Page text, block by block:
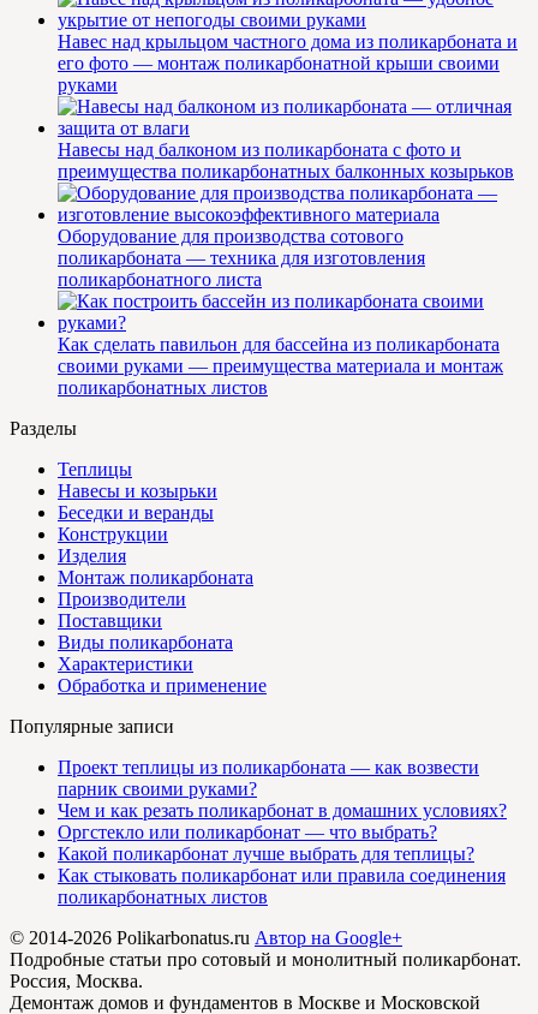
Навес над крыльцом частного дома из поликарбоната и
его фото — монтаж поликарбонатной крыши своими
руками
Навесы над балконом из поликарбоната с фото и
преимущества поликарбонатных балконных козырьков
Оборудование для производства сотового
поликарбоната — техника для изготовления
поликарбонатного листа
Как сделать павильон для бассейна из поликарбоната
своими руками — преимущества материала и монтаж
поликарбонатных листов
Разделы
Теплицы
Навесы и козырьки
Беседки и веранды
Конструкции
Изделия
Монтаж поликарбоната
Производители
Поставщики
Виды поликарбоната
Характеристики
Обработка и применение
Популярные записи
Проект теплицы из поликарбоната — как возвести
парник своими руками?
Чем и как резать поликарбонат в домашних условиях?
Оргстекло или поликарбонат — что выбрать?
Какой поликарбонат лучше выбрать для теплицы?
Как стыковать поликарбонат или правила соединения
поликарбонатных листов
© 2014-2026 Polikarbonatus.ru Автор на Google+
Подробные статьи про сотовый и монолитный поликарбонат.
Россия, Москва.
Демонтаж домов и фундаментов в Москве и Московской